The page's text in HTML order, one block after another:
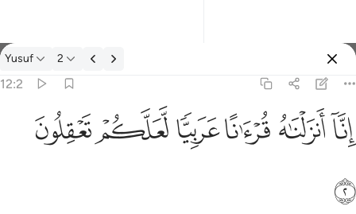
Tafsir: Yusuf 12:2
Yusuf 2
12:2
انا انزلناه قرانا عربيا لعلكم تعقلون ٢
إِنَّآ أَنزَلْنَـٰهُ قُرْءَٰنًا عَرَبِيًّۭا لَّعَلَّكُمْ تَعْقِلُونَ ٢
ﲙﲚﲛﲜﲝﲞ
ﲟ